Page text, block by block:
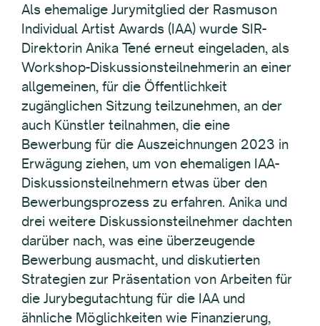
Als ehemalige Jurymitglied der Rasmuson
Individual Artist Awards (IAA) wurde SIR-
Direktorin Anika Tené erneut eingeladen, als
Workshop-Diskussionsteilnehmerin an einer
allgemeinen, für die Öffentlichkeit
zugänglichen Sitzung teilzunehmen, an der
auch Künstler teilnahmen, die eine
Bewerbung für die Auszeichnungen 2023 in
Erwägung ziehen, um von ehemaligen IAA-
Diskussionsteilnehmern etwas über den
Bewerbungsprozess zu erfahren. Anika und
drei weitere Diskussionsteilnehmer dachten
darüber nach, was eine überzeugende
Bewerbung ausmacht, und diskutierten
Strategien zur Präsentation von Arbeiten für
die Jurybegutachtung für die IAA und
ähnliche Möglichkeiten wie Finanzierung,